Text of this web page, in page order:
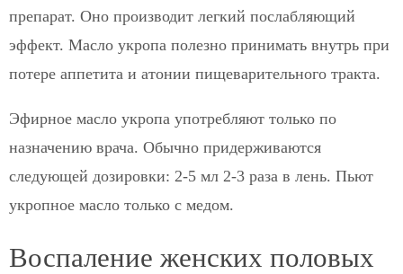
препарат. Оно производит легкий послабляющий
эффект. Масло укропа полезно принимать внутрь при
потере аппетита и атонии пищеварительного тракта.
Эфирное масло укропа употребляют только по
назначению врача. Обычно придерживаются
следующей дозировки: 2-5 мл 2-3 раза в лень. Пьют
укропное масло только с медом.
Воспаление женских половых